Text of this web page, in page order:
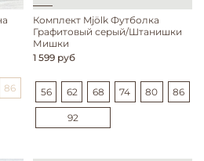
86
Комплект Mjölk Футболка
Графитовый серый/Штанишки
Мишки
1 599 руб
56 62 68 74 80 86
92